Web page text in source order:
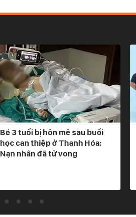
Bé 3 tuổi bị hôn mê sau buổi
học can thiệp ở Thanh Hóa:
Nạn nhân đã tử vong